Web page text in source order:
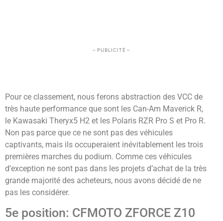
– PUBLICITÉ –
Pour ce classement, nous ferons abstraction des VCC de
très haute performance que sont les Can-Am Maverick R,
le Kawasaki Theryx5 H2 et les Polaris RZR Pro S et Pro R.
Non pas parce que ce ne sont pas des véhicules
captivants, mais ils occuperaient inévitablement les trois
premières marches du podium. Comme ces véhicules
d’exception ne sont pas dans les projets d’achat de la très
grande majorité des acheteurs, nous avons décidé de ne
pas les considérer.
5e position: CFMOTO ZFORCE Z10